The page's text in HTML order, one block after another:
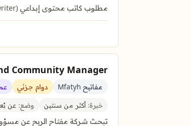
مطلوب كاتب محتوى إبداعي (Copywriter) للعمل عن بُعد لصناعة محتوى تسويقي جذاب ومؤثر.
Community Manager
مفاتيح Mfatyh دوام جزئي
خبرة: أكثر من سنتين وضع: عن
تبحث شركة مفتاح الربح عن